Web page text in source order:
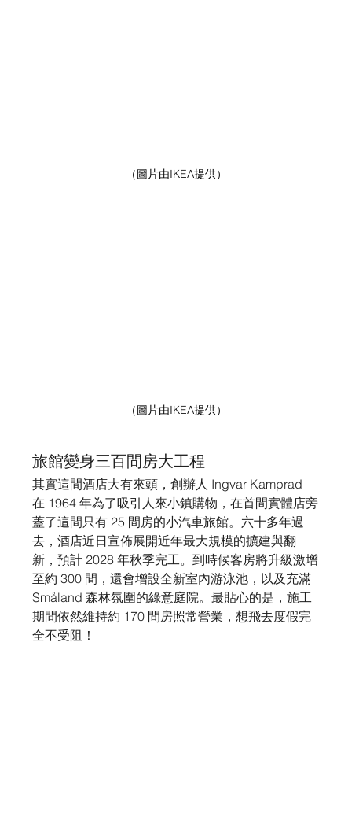
（圖片由IKEA提供）
（圖片由IKEA提供）
旅館變身三百間房大工程
其實這間酒店大有來頭，創辦人 Ingvar Kamprad
在 1964 年為了吸引人來小鎮購物，在首間實體店旁
蓋了這間只有 25 間房的小汽車旅館。六十多年過
去，酒店近日宣佈展開近年最大規模的擴建與翻
新，預計 2028 年秋季完工。到時候客房將升級激增
至約 300 間，還會增設全新室內游泳池，以及充滿
Småland 森林氛圍的綠意庭院。最貼心的是，施工
期間依然維持約 170 間房照常營業，想飛去度假完
全不受阻！